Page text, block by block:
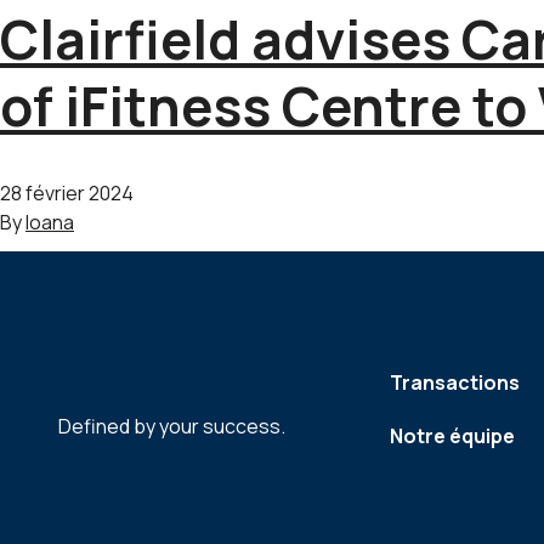
Clairfield advises
of iFitness Centre to
28 février 2024
ByIoana
Defined by your success.
Transactions
Notre équipe